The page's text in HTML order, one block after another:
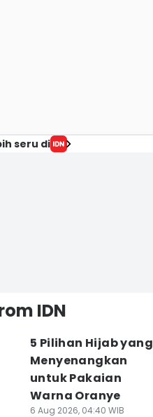
seru di
IDN
5 Pilihan Hijab yang
Menyenangkan
untuk Pakaian
Warna Oranye
6 Aug 2026, 04:40 WIB